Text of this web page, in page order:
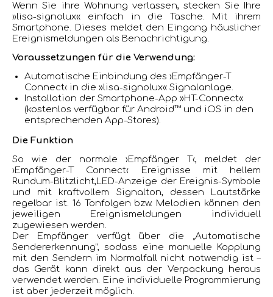
Wenn Sie ihre Wohnung verlassen, stecken Sie Ihre
»lisa-signolux« einfach in die Tasche. Mit ihrem
Smartphone. Dieses meldet den Eingang häuslicher
Ereignismeldungen als Benachrichtigung.
Voraussetzungen für die Verwendung:
Automatische Einbindung des ›Empfänger-T
Connect‹ in die »lisa-signolux« Signalanlage.
Installation der Smartphone-App »HT-Connect«
(kostenlos verfügbar für Android™ und iOS in den
entsprechenden App-Stores).
Die Funktion
So wie der normale ›Empfänger T‹, meldet der
›Empfänger-T Connect‹ Ereignisse mit hellem
Rundum-Blitzlicht,LED-Anzeige der Ereignis-Symbole
und mit kraft­vollem Signalton, dessen Lautstärke
regelbar ist. 16 Tonfolgen bzw. Melodien können den
jeweiligen Ereignismeldungen individuell
zugewiesen werden.
Der Empfänger verfügt über die „Automatische
Sendererkennung“, sodass eine manuelle Kopplung
mit den Sendern im Normalfall nicht notwendig ist –
das Gerät kann direkt aus der Verpackung heraus
verwendet werden. Eine individuelle Programmierung
ist aber jederzeit möglich.